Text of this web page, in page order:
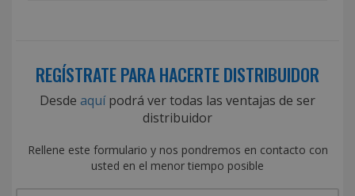
REGÍSTRATE PARA HACERTE DISTRIBUIDOR
Desde aquípodrá ver todas las ventajas de ser
distribuidor
Rellene este formulario y nos pondremos en contacto con
usted en el menor tiempo posible